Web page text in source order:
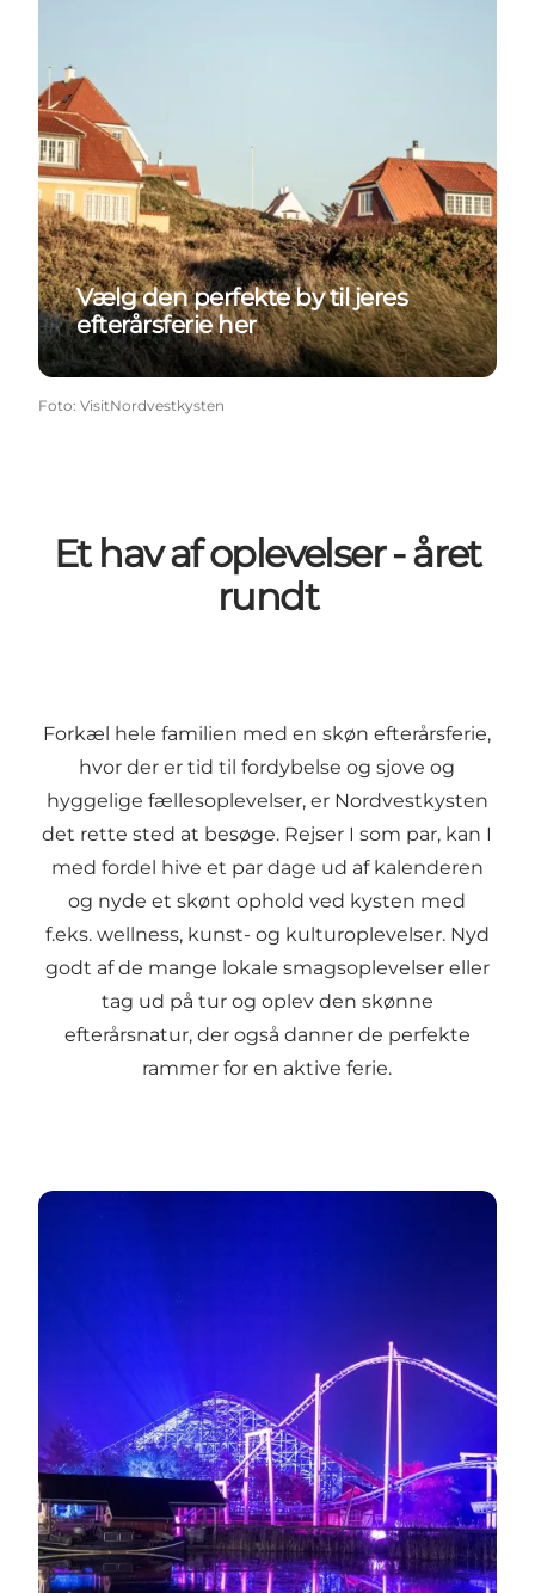
Vælg den perfekte by til jeres
efterårsferie her
Foto: VisitNordvestkysten
Et hav af oplevelser - året
rundt
Forkæl hele familien med en skøn efterårsferie,
hvor der er tid til fordybelse og sjove og
hyggelige fællesoplevelser, er Nordvestkysten
det rette sted at besøge. Rejser I som par, kan I
med fordel hive et par dage ud af kalenderen
og nyde et skønt ophold ved kysten med
f.eks. wellness, kunst- og kulturoplevelser. Nyd
godt af de mange lokale smagsoplevelsereller
tag ud på tur og oplev den skønne
efterårsnatur, der også danner de perfekte
rammer foren aktive ferie.
Begivenheder i efteråret